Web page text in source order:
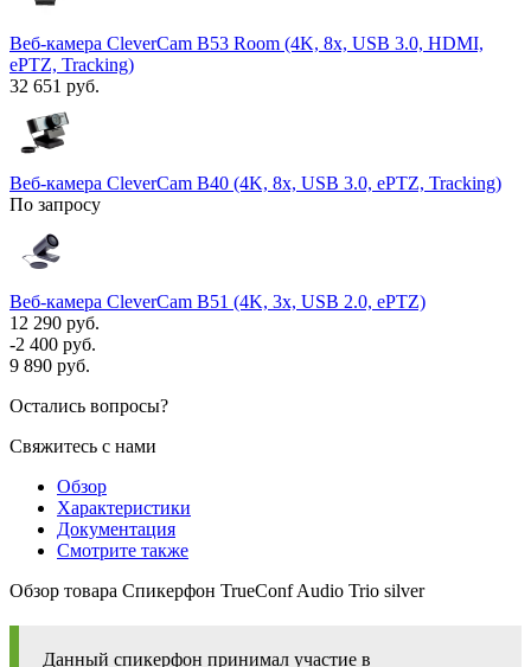
Веб-камера CleverCam B53 Room (4K, 8x, USB 3.0, HDMI,
ePTZ, Tracking)
32 651 руб.
Веб-камера CleverCam B40 (4K, 8x, USB 3.0, ePTZ, Tracking)
По запросу
Веб-камера CleverCam B51 (4K, 3x, USB 2.0, ePTZ)
12 290 руб.
-2 400 руб.
9 890 руб.
Остались вопросы?
Свяжитесь с нами
Обзор
Характеристики
Документация
Смотрите также
Обзор товара Спикерфон TrueConf Audio Trio silver
Данный спикерфон принимал участие в